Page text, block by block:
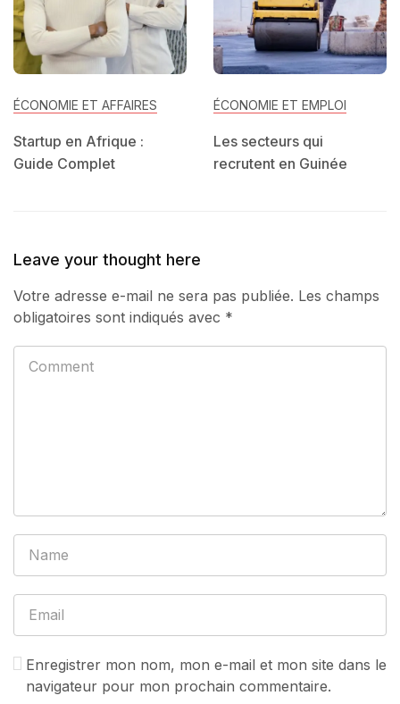
ÉCONOMIE ET AFFAIRES
Startup en Afrique :
Guide Complet
ÉCONOMIE ET EMPLOI
Les secteurs qui
recrutent en Guinée
Leave your thought here
Votre adresse e-mail ne sera pas publiée. Les champs
obligatoires sont indiqués avec *
Enregistrer mon nom, mon e-mail et mon site dans le
navigateur pour mon prochain commentaire.